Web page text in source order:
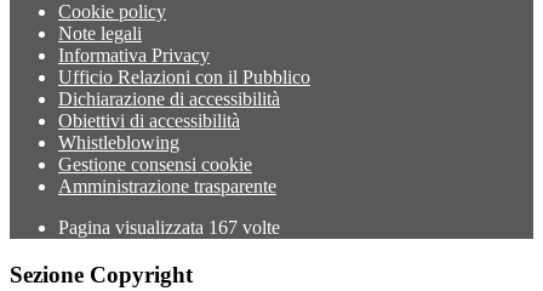
Cookie policy
Note legali
Informativa Privacy
Ufficio Relazioni con il Pubblico
Dichiarazione di accessibilità
Obiettivi di accessibilità
Whistleblowing
Gestione consensi cookie
Amministrazione trasparente
Pagina visualizzata 167 volte
Sezione Copyright